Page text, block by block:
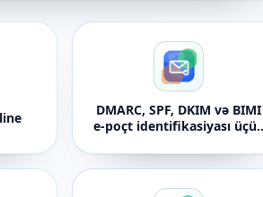
DMARC, SPF, DKIM və BIMI
e-poçt identifikasiyası